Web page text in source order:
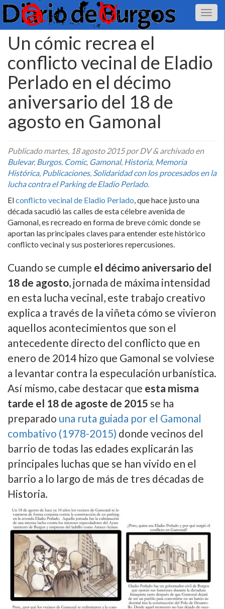
Un cómic recrea el
conflicto vecinal de Eladio
Perlado en el décimo
aniversario del 18 de
agosto en Gamonal
Publicadomartes, 18 agosto 2015por DV&archivado en
Bulevar, Burgos, Comic, Gamonal, Historia, Memoria
Histórica, Publicaciones, Solidaridad con los procesados en la
lucha contra el Parking de Eladio Perlado.
Elconflicto vecinal de Eladio Perlado, que hace justo una
década sacudió las calles de esta célebre avenida de
Gamonal, es recreado en forma de breve cómic donde se
aportan las principales claves para entender este histórico
conflicto vecinal y sus posteriores repercusiones.
Cuando se cumple el décimo aniversario del
18 de agosto, jornada de máxima intensidad
en esta lucha vecinal, este trabajo creativo
explica a través de la viñeta cómo se vivieron
aquellos acontecimientos que son el
antecedente directo del conflicto que en
enero de 2014 hizo que Gamonal se volviese
a levantar contra la especulación urbaní­stica.
Así­ mismo, cabe destacar que esta misma
tarde el 18 de agoste de 2015 se ha
preparado una ruta guiada por el Gamonal
combativo (1978-2015) donde vecinos del
barrio de todas las edades explicarán las
principales luchas que se han vivido en el
barrio a lo largo de más de tres décadas de
Historia.